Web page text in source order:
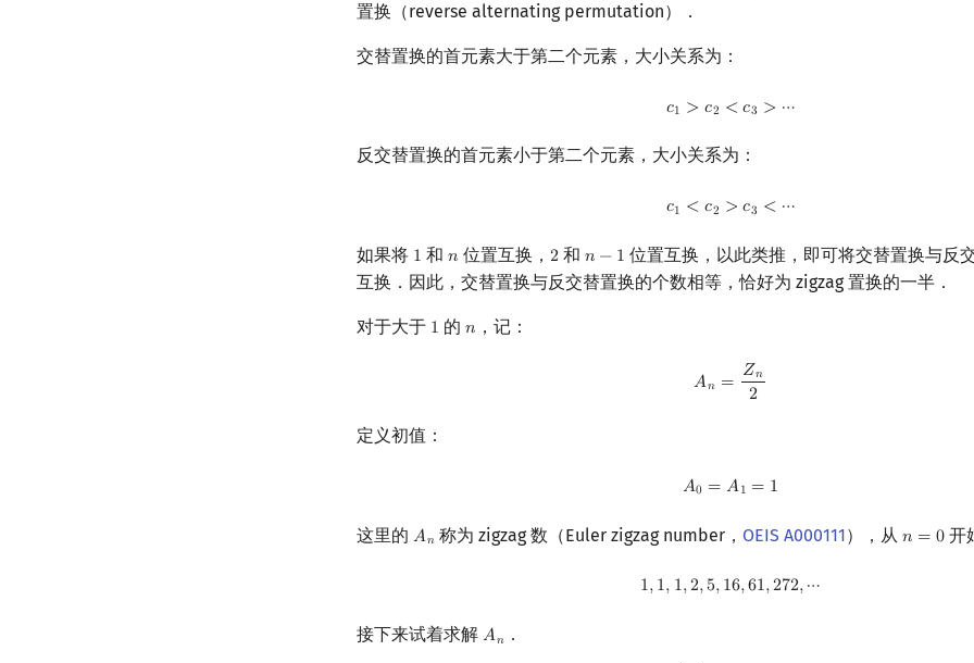
置换（reverse alternating permutation）．
交替置换的首元素大于第二个元素，大小关系为：
𝑐1 > 𝑐2 < 𝑐3 > ⋯
c1 >c2 <c 3> ⋯
反交替置换的首元素小于第二个元素，大小关系为：
𝑐1 < 𝑐2 > 𝑐3 < ⋯
c1 <c2 >c 3< ⋯
如果将 1
1 和 𝑛
n 位置互换， 2
2和 𝑛 − 1
n−1
位置互换，以此类推，即可将交替置换与反
互换．因此，交替置换与反交替置换的个数相等，恰好为 zigzag 置换的一半．
对于大于 1
1 的 𝑛
n ，记：
𝐴𝑛 = 𝑍𝑛
2
A n2
定义初值：
𝐴0 = 𝐴1 = 1
A0= A 1 =1
这里的 𝐴𝑛
An 称为 zigzag 数（Euler zigzag number， OEIS A000111），从𝑛 = 0
n =0 开
1,1, 1,2,5,16,61,272,⋯
1 1,1 2, 5,16,61,272,⋯
接下来试着求解 𝐴𝑛
An ．